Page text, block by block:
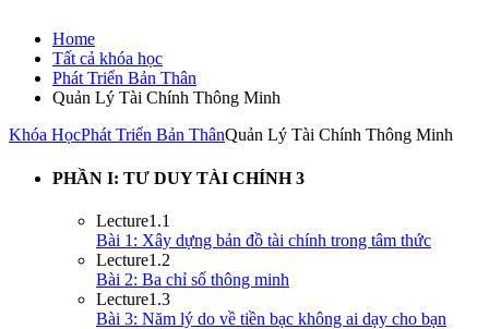
Home
Tất cả khóa học
Phát Triển Bản Thân
Quản Lý Tài Chính Thông Minh
Khóa HọcPhát Triển Bản ThânQuản Lý Tài Chính Thông Minh
PHẦN I: TƯ DUY TÀI CHÍNH3
Lecture1.1
Bài 1: Xây dựng bản đồ tài chính trong tâm thức
Lecture1.2
Bài 2: Ba chỉ số thông minh
Lecture1.3
Bài 3: Năm lý do về tiền bạc không ai dạy cho bạn